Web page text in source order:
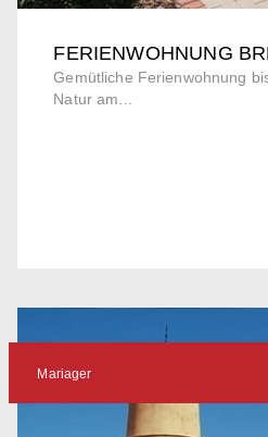
FERIENWOHNUNG
Gemütliche Ferienwohnung
Natur am...
Mariager